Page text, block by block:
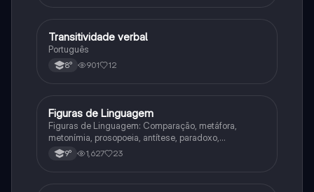
Português
Transitividade verbal
Português
8° 901 12
Português
Figuras de Linguagem
Figuras de Linguagem: Comparação, metáfora,
metonímia, prosopoeia, antítese, paradoxo,
eufemismo, hipérbole e onomatopeia
9° 1,627 23